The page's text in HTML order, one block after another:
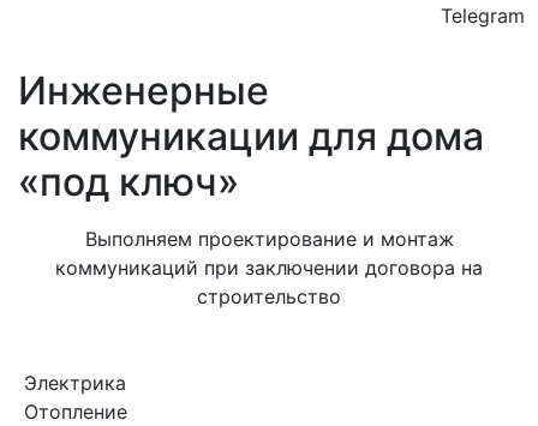
Telegram
Инженерные
коммуникации для дома
«под ключ»
Выполняем проектирование и монтаж
коммуникаций при заключении договора на
строительство
Электрика
Отопление